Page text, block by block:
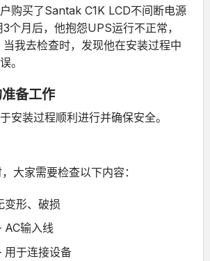
购买了Santak C1K LCD不间断电源
3个月后，他抱怨UPS运行不正常，
当我去检查时，发现他在安装过程中
。
备工作
安装过程顺利进行并确保安全。
大家需要检查以下内容：
形、破损
输入线
于连接设备